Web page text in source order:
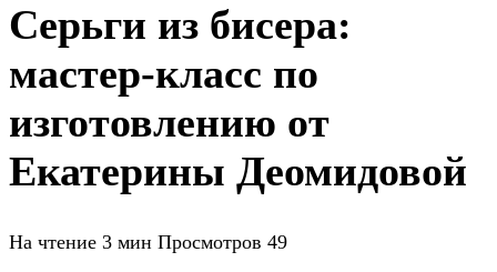
Серьги из бисера:
мастер-класс по
изготовлению от
Екатерины Деомидовой
На чтение 3 мин Просмотров 49